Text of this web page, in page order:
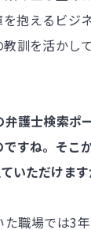
抱えるビジ
訓を活かし
護士検索ポ
すね。そこ
いただけます
た職場では3